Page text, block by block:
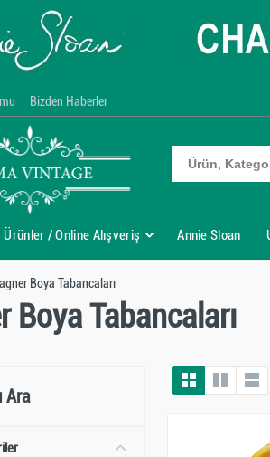
Bizden Haberler
Ürünler / Online Alışveriş Annie Sloan
Boya Tabancaları
Boya Tabancaları
Ara